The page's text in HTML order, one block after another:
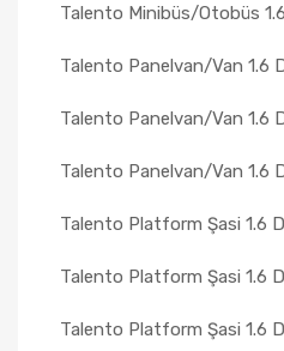
Talento Minibüs/Otobüs
Talento Panelvan/Van 1.6
Talento Panelvan/Van 1.6
Talento Panelvan/Van 1.6
Talento Platform Şasi 1.6
Talento Platform Şasi 1.6
Talento Platform Şasi 1.6